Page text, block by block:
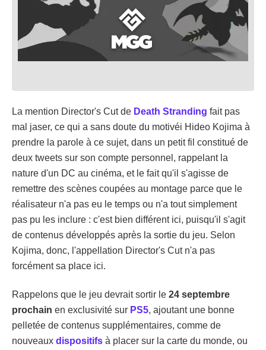
La mention Director's Cut de Death Stranding fait pas
mal jaser, ce qui a sans doute du motivéi Hideo Kojima à
prendre la parole à ce sujet, dans un petit fil constitué de
deux tweets sur son compte personnel, rappelant la
nature d'un DC au cinéma, et le fait qu'il s'agisse de
remettre des scènes coupées au montage parce que le
réalisateur n'a pas eu le temps ou n'a tout simplement
pas pu les inclure : c'est bien différent ici, puisqu'il s'agit
de contenus développés après la sortie du jeu. Selon
Kojima, donc, l'appellation Director's Cut n'a pas
forcément sa place ici.
Rappelons que le jeu devrait sortir le 24 septembre
prochain en exclusivité sur PS5, ajoutant une bonne
pelletée de contenus supplémentaires, comme de
nouveaux dispositifs à placer sur la carte du monde, ou